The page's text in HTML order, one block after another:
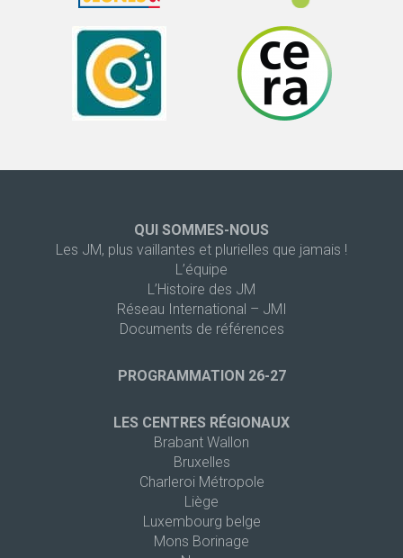
QUI SOMMES-NOUS
Les JM, plus vaillantes et plurielles que jamais !
L’équipe
L’Histoire des JM
Réseau International – JMI
Documents de références
PROGRAMMATION 26-27
LES CENTRES RÉGIONAUX
Brabant Wallon
Bruxelles
Charleroi Métropole
Liège
Luxembourg belge
Mons Borinage